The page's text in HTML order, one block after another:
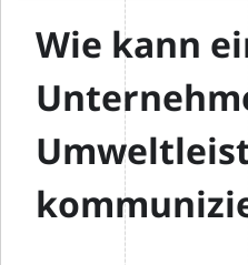
Wie kann